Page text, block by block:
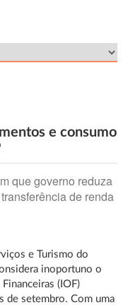
e consumo
que governo reduza
de renda
e Turismo do
inoportuno o
(IOF)
de setembro. Com uma